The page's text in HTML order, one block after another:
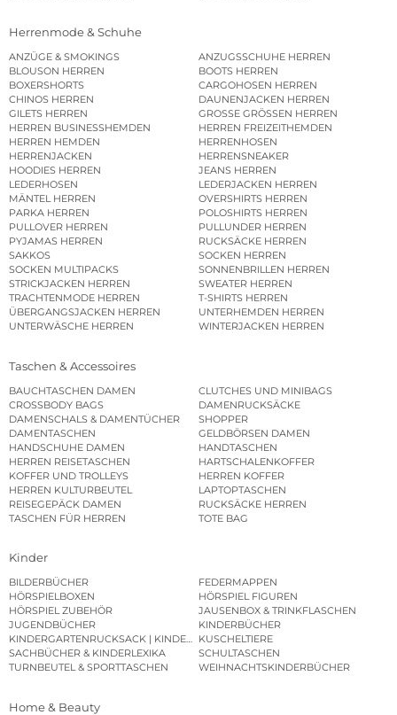
Herrenmode & Schuhe
ANZÜGE & SMOKINGS
ANZUGSSCHUHE HERREN
BLOUSON HERREN
BOOTS HERREN
BOXERSHORTS
CARGOHOSEN HERREN
CHINOS HERREN
DAUNENJACKEN HERREN
GILETS HERREN
GROSSE GRÖSSEN HERREN
HERREN BUSINESSHEMDEN
HERREN FREIZEITHEMDEN
HERREN HEMDEN
HERRENHOSEN
HERRENJACKEN
HERRENSNEAKER
HOODIES HERREN
JEANS HERREN
LEDERHOSEN
LEDERJACKEN HERREN
MÄNTEL HERREN
OVERSHIRTS HERREN
PARKA HERREN
POLOSHIRTS HERREN
PULLOVER HERREN
PULLUNDER HERREN
PYJAMAS HERREN
RUCKSÄCKE HERREN
SAKKOS
SOCKEN HERREN
SOCKEN MULTIPACKS
SONNENBRILLEN HERREN
STRICKJACKEN HERREN
SWEATER HERREN
TRACHTENMODE HERREN
T-SHIRTS HERREN
ÜBERGANGSJACKEN HERREN
UNTERHEMDEN HERREN
UNTERWÄSCHE HERREN
WINTERJACKEN HERREN
Taschen & Accessoires
BAUCHTASCHEN DAMEN
CLUTCHES UND MINIBAGS
CROSSBODY BAGS
DAMENRUCKSÄCKE
DAMENSCHALS & DAMENTÜCHER
SHOPPER
DAMENTASCHEN
GELDBÖRSEN DAMEN
HANDSCHUHE DAMEN
HANDTASCHEN
HERREN REISETASCHEN
HARTSCHALENKOFFER
KOFFER UND TROLLEYS
HERREN KOFFER
HERREN KULTURBEUTEL
LAPTOPTASCHEN
REISEGEPÄCK DAMEN
RUCKSÄCKE HERREN
TASCHEN FÜR HERREN
TOTE BAG
Kinder
BILDERBÜCHER
FEDERMAPPEN
HÖRSPIELBOXEN
HÖRSPIEL FIGUREN
HÖRSPIEL ZUBEHÖR
JAUSENBOX & TRINKFLASCHEN
JUGENDBÜCHER
KINDERBÜCHER
KINDERGARTENRUCKSACK | KINDERGARTENBEUTEL
KUSCHELTIERE
SACHBÜCHER & KINDERLEXIKA
SCHULTASCHEN
TURNBEUTEL & SPORTTASCHEN
WEIHNACHTSKINDERBÜCHER
Home & Beauty